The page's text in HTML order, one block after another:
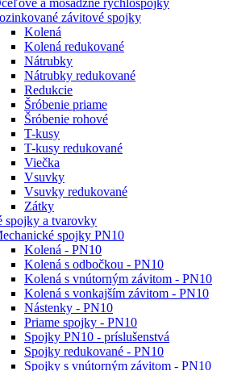
závitové spojky
Kolená
Kolená redukované
Nátrubky
Nátrubky redukované
Redukcie
Šróbenie priame
Šróbenie rohové
T-kusy
T-kusy redukované
Viečka
Vsuvky
Vsuvky redukované
Zátky
spojky a tvarovky
spojky PN10
Kolená - PN10
Kolená s odbočkou - PN10
Kolená s vnútorným závitom - PN10
Kolená s vonkajším závitom - PN10
Nástenky - PN10
Priame spojky - PN10
Spojky PN10 - príslušenstvá
Spojky redukované - PN10
Spojky s vnútorným závitom - PN10